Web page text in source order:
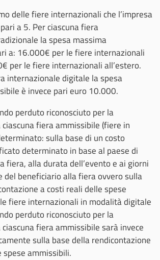
delle fiere internazionali che l’impresa
a 5. Per ciascuna fiera
la spesa massima
a: 16.000€ per le fiere internazionali
per le fiere internazionali all’estero.
internazionale digitale la spesa
è invece pari euro 10.000.
perduto riconosciuto per la
fiera ammissibile (fiere in
sulla base di un costo
determinato in base al paese di
fiera, alla durata dell’evento e ai giorni
del beneficiario alla fiera ovvero sulla
a costi reali delle spese
fiere internazionali in modalità digitale
perduto riconosciuto per la
fiera ammissibile sarà invece
sulla base della rendicontazione
ammissibili.